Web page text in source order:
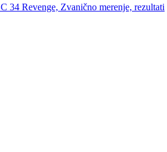
34 Revenge, Zvanično merenje, rezultati